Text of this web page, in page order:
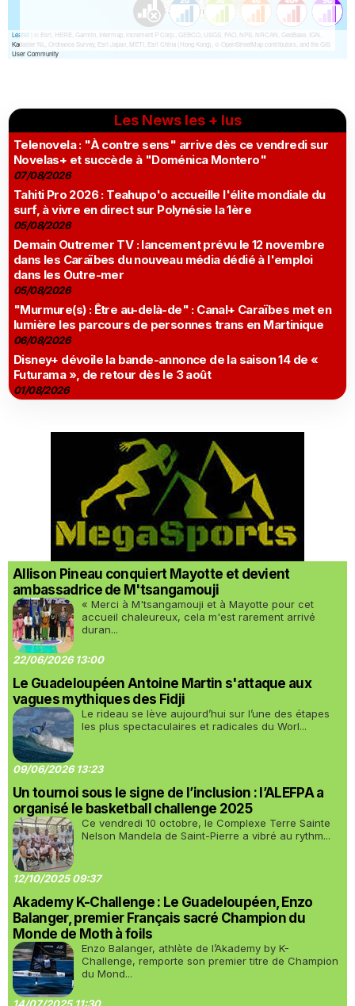
Les News les + lus
Telenovela : "À contre sens" arrive dès ce vendredi sur
Novelas+ et succède à "Doménica Montero"
07/08/2026
Tahiti Pro 2026 : Teahupo'o accueille l'élite mondiale du
surf, à vivre en direct sur Polynésie la 1ère
05/08/2026
Demain Outremer TV : lancement prévu le 12 novembre
dans les Caraïbes du nouveau média dédié à l'emploi
dans les Outre-mer
05/08/2026
"Murmure(s) : Être au-delà-de" : Canal+ Caraïbes met en
lumière les parcours de personnes trans en Martinique
06/08/2026
Disney+ dévoile la bande-annonce de la saison 14 de «
Futurama », de retour dès le 3 août
01/08/2026
Allison Pineau conquiert Mayotte et devient
ambassadrice de M'tsangamouji
« Merci à M'tsangamouji et à Mayotte pour cet
accueil chaleureux, cela m'est rarement arrivé
duran...
22/06/2026 13:00
Le Guadeloupéen Antoine Martin s'attaque aux
vagues mythiques des Fidji
Le rideau se lève aujourd’hui sur l’une des étapes
les plus spectaculaires et radicales du Worl...
09/06/2026 13:23
Un tournoi sous le signe de l’inclusion : l’ALEFPA a
organisé le basketball challenge 2025
Ce vendredi 10 octobre, le Complexe Terre Sainte
Nelson Mandela de Saint-Pierre a vibré au rythm...
12/10/2025 09:37
Akademy K-Challenge : Le Guadeloupéen, Enzo
Balanger, premier Français sacré Champion du
Monde de Moth à foils
Enzo Balanger, athlète de l’Akademy by K-
Challenge, remporte son premier titre de Champion
du Mond...